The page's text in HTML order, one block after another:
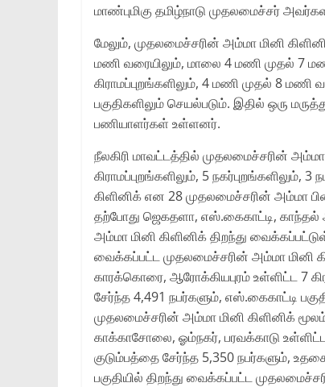
மாண்புமிகு தமிழ்நாடு முதலமைச்சர்‌
மேலும்‌, முதலமைச்சரின்‌ அம்மா மினி
மணி வரையிலும்‌, மாலை 4 மணி முதல்‌ 7
கிராமப்புறங்களிலும்‌, 4 மணி முதல்‌ 8 மணி
பகுதிகளிலும்‌ செயல்படும்‌. இதில்‌ ஒரு
பணியாளர்கள்‌ உள்ளனர்‌.
நீலகிரி மாவட்டத்தில்‌ முதலமைச்சரின்‌ அம்மா
கிராமப்புறங்களிலும்‌, 5 நகர்புறங்களிலும்‌,
கிளினிக்‌ என 28 முதலமைச்சரின்‌ அம்மா
தற்போது ஜெகதளா, எஸ்‌.கைகாட்டி,
அம்மா மினி கிளினிக்‌ திறந்து
வைக்கப்பட்ட முதலமைச்சரின்‌ அம்மா மினி
காரக்கொரை, ஆரோக்கியபுரம்‌ உள்ளிட்ட 7
சேர்ந்த 4,491 நபர்களும்‌, எஸ்‌.கைகாட்டி
முதலமைச்சரின்‌ அம்மா மினி கிளினிக்‌
காக்காசோலை, ஓம்நகர்‌, பரவக்காடு
குடும்பத்தை சேர்ந்த 5,350 நபர்களும்‌,
பகுதியில்‌ திறந்து வைக்கப்பட்ட